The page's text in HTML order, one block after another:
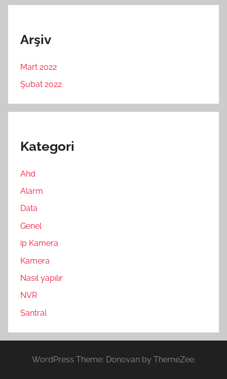
Arşiv
Mart 2022
Şubat 2022
Kategori
Ahd
Alarm
Data
Genel
ip Kamera
Kamera
Nasıl yapılır
NVR
Santral
WordPress Theme: Donovan by ThemeZee.